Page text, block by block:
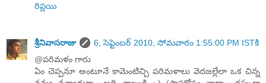
రిప్లయి
శ్రీనివాసరాజు
6, సెప్టెంబర్ 2010, సోమవారం 1:55:00 PM ISTకి
@పరిమళం గారు
ఏం చెప్పనూ అంటూనే కామెంటిచ్చి పరిమళాలు వెదజల్లేలా ఒక చిన్న